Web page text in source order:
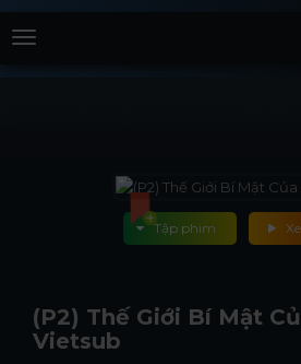
Menu
Tập phim
(P2) Thế Giới Bí Mật
Vietsub